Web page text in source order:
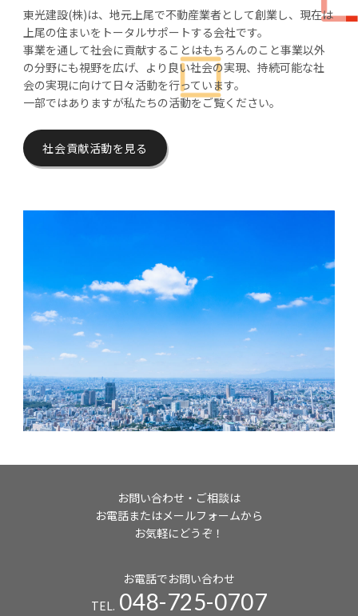
東光建設(株)は、地元上尾で不動産業者として創業し、現在は
上尾の住まいをトータルサポートする会社です。
事業を通して社会に貢献することはもちろんのこと事業以外
の分野にも視野を広げ、より良い社会の実現、持続可能な社
会の実現に向けて日々活動を行っています。
一部ではありますが私たちの活動をご覧ください。
社会貢献活動を見る
お問い合わせ・ご相談は
お電話またはメールフォームから
お気軽にどうぞ！
お電話でお問い合わせ
TEL. 048-725-0707